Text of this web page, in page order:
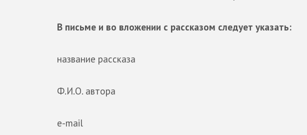
В письме и во вложении с рассказом следует указать:
название рассказа
Ф.И.О. автора
e-mail